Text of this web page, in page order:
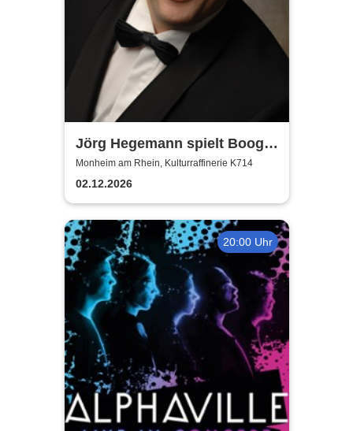
Jörg Hegemann spielt Boogie
Woogie
Monheim am Rhein, Kulturraffinerie K714
02.12.2026
20:00 Uhr